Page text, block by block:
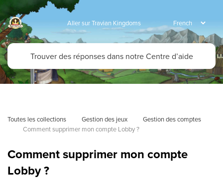
Aller sur Travian Kingdoms
Toutes les collections Gestion des jeux
Gestion des comptes
Comment supprimer mon compte Lobby ?
Comment supprimer mon compte
Lobby ?